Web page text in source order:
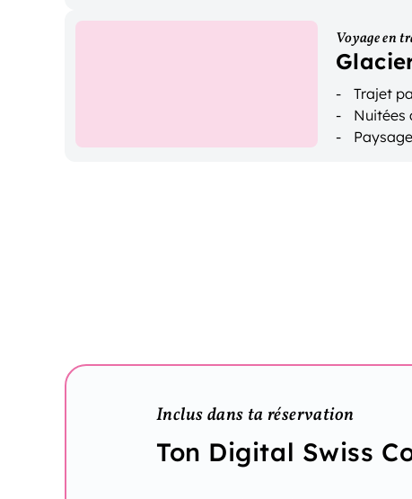
Voyage en
Trajet
Nuitées
Inclus dans ta réservation
Ton Digital Swiss